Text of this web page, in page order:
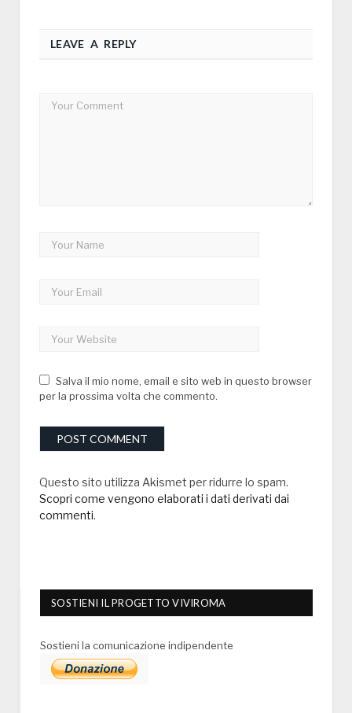
LEAVE A REPLY
Salva il mio nome, email e sito web in questo browser
per la prossima volta che commento.
Questo sito utilizza Akismet per ridurre lo spam.
Scopri come vengono elaborati i dati derivati dai
commenti.
SOSTIENI IL PROGETTO VIVIROMA
Sostieni la comunicazione indipendente